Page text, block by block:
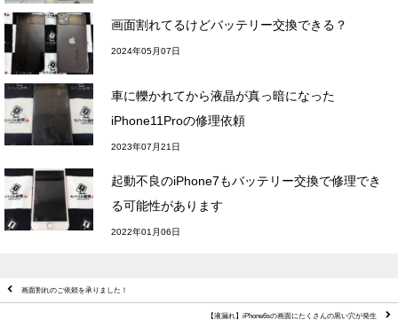
画面割れてるけどバッテリー交換できる？
2024年05月07日
車に轢かれてから液晶が真っ暗になった
iPhone11Proの修理依頼
2023年07月21日
起動不良のiPhone7もバッテリー交換で修理でき
る可能性があります
2022年01月06日
画面割れのご依頼を承りました！
【液漏れ】iPhone6sの画面にたくさんの黒い穴が発生